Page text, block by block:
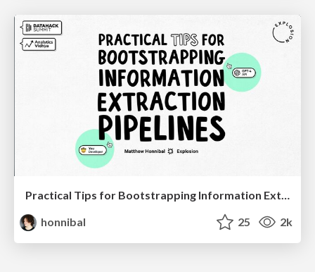
Practical Tips for Bootstrapping Information Extraction Pipelines
honnibal
25 2k